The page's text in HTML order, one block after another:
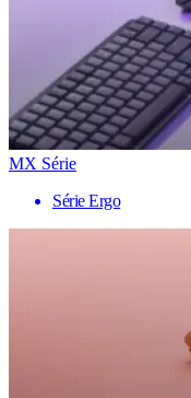
MX Série
Série Ergo